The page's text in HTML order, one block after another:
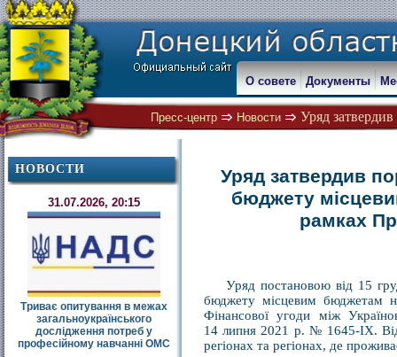
Пресс-центр Новости Уряд затвердив
О совете Документы
НОВОСТИ
31.07.2026, 20:15
Триває опитування в межах
загальноукраїнського
дослідження потреб у
професійному навчанні ОМС
Уряд затвердив
бюджету
рамках
Уряд постановою від 15
бюджету місцевим бюджетам
Фінансової угоди між
14 липня 2021 р. № 1645-IX.
регіонах та регіонах, де